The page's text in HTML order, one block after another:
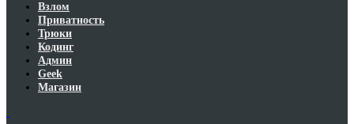
Взлом
Приватность
Трюки
Кодинг
Админ
Geek
Магазин